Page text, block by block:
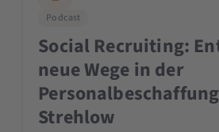
Podcast
Social Recruiting:
neue Wege in der
Strehlow